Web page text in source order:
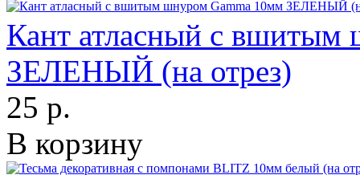
Кант атласный с
ЗЕЛЕНЫЙ (на отрез)
25 р.
В корзину